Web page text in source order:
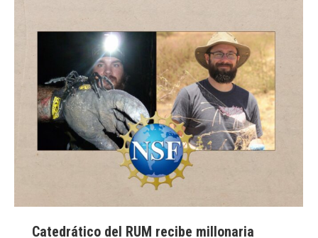
Catedrático del RUM recibe millonaria